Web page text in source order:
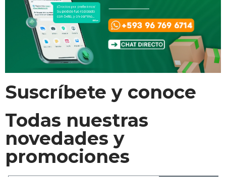
Suscríbete y conoce
Todas nuestras
novedades y
promociones